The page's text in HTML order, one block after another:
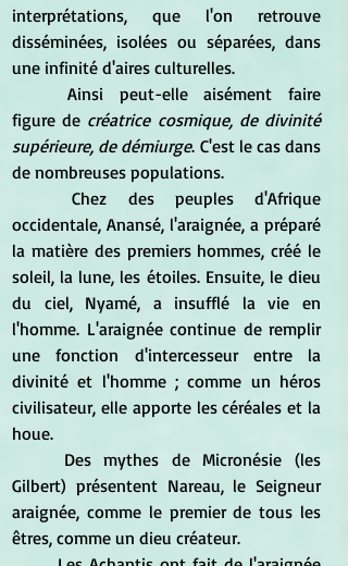
interprétations, que l'on retrouve
disséminées, isolées ou séparées, dans
une infinité d'aires culturelles.
figure de créatrice cosmique, de divinité
supérieure, de démiurge. C'est le cas dans
de nombreuses populations.
	Chez des peuples d'Afrique
occidentale, Anansé, l'araignée, a préparé
la matière des premiers hommes, créé le
soleil, la lune, les étoiles. Ensuite, le dieu
du ciel, Nyamé, a insufflé la vie en
l'homme. L'araignée continue de remplir
une fonction d'intercesseur entre la
divinité et l'homme ; comme un héros
civilisateur, elle apporte les céréales et la
houe.
Gilbert) présentent Nareau, le Seigneur
araignée, comme le premier de tous les
êtres, comme un dieu créateur.